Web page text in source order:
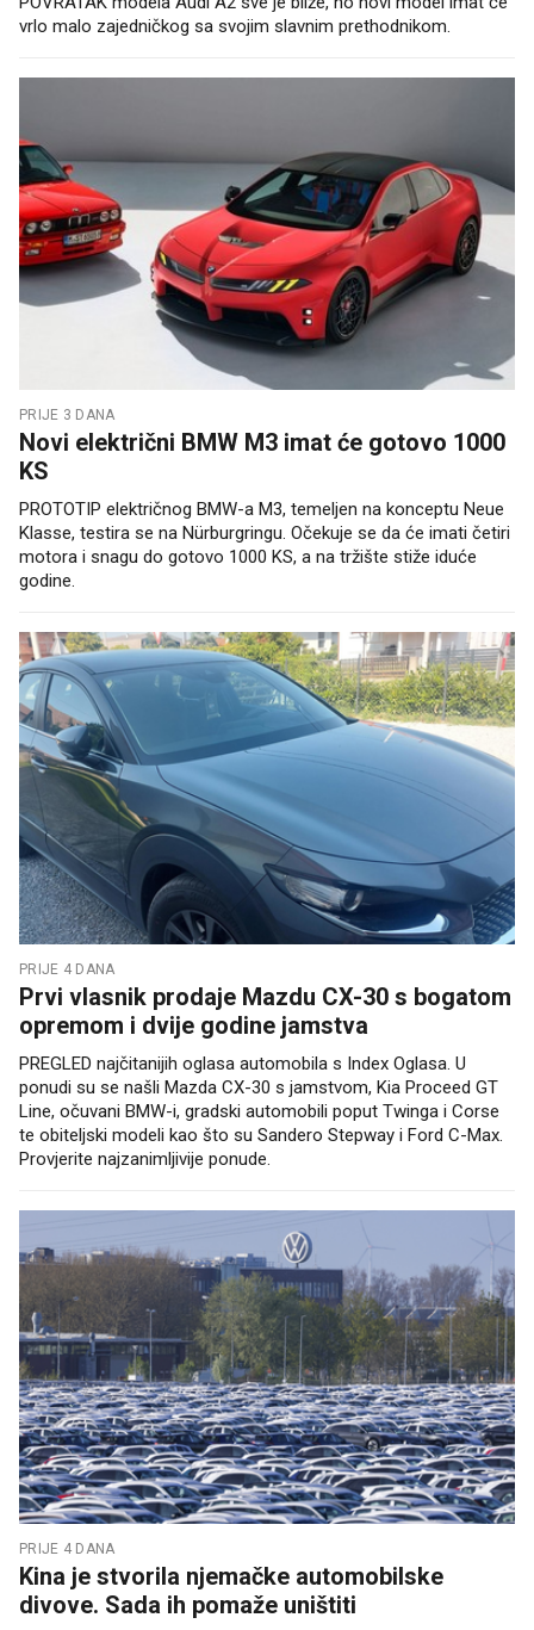
vrlo malo zajedničkog sa svojim slavnim prethodnikom.
PRIJE 3 DANA
Novi električni BMW M3 imat će gotovo 1000
KS
PROTOTIP električnog BMW-a M3, temeljen na konceptu Neue
Klasse, testira se na Nürburgringu. Očekuje se da će imati četiri
motora i snagu do gotovo 1000 KS, a na tržište stiže iduće
godine.
PRIJE 4 DANA
Prvi vlasnik prodaje Mazdu CX-30 s bogatom
opremom i dvije godine jamstva
PREGLED najčitanijih oglasa automobila s Index Oglasa. U
ponudi su se našli Mazda CX-30 s jamstvom, Kia Proceed GT
Line, očuvani BMW-i, gradski automobili poput Twinga i Corse
te obiteljski modeli kao što su Sandero Stepway i Ford C-Max.
Provjerite najzanimljivije ponude.
PRIJE 4 DANA
Kina je stvorila njemačke automobilske
divove. Sada ih pomaže uništiti